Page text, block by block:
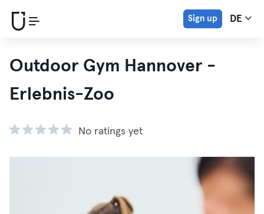
Sign up DE
Outdoor Gym Hannover -
Erlebnis-Zoo
No ratings yet